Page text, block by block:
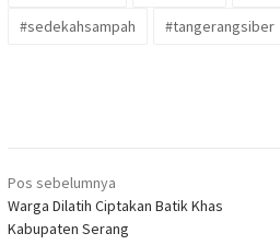
#sedekahsampah
#tangerangsiber
Navigasi
pos
Pos sebelumnya
Warga Dilatih Ciptakan Batik Khas
Kabupaten Serang